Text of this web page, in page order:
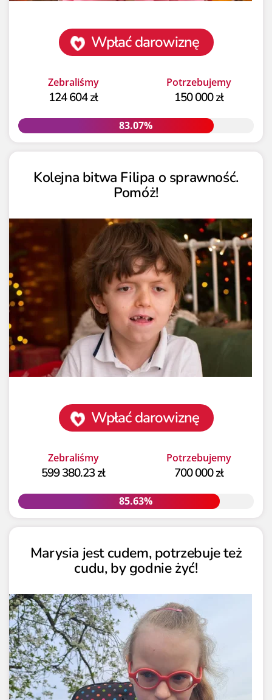
Wpłać darowiznę
Zebraliśmy
124 604 zł
Potrzebujemy
150 000 zł
83.07%
83.07%
Kolejna bitwa Filipa o sprawność.
Pomóż!
Wpłać darowiznę
Zebraliśmy
599 380.23 zł
Potrzebujemy
700 000 zł
85.63%
85.63%
Marysia jest cudem, potrzebuje też
cudu, by godnie żyć!